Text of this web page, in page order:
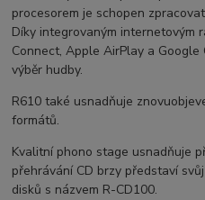
procesorem je schopen
Díky integrovaným internetovým
Connect, Apple AirPlay a
výběr hudby.
R610 také usnadňuje
formátů.
Kvalitní phono stage usnadňuje
přehrávání CD brzy představí
disků s názvem R-CD100.